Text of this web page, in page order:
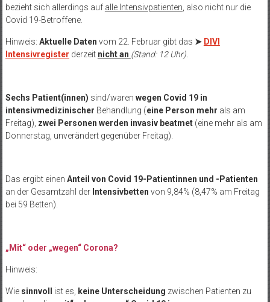
bezieht sich allerdings auf alle Intensivpatienten , also nicht nur die
Covid 19-Betroffene.
Hinweis: Aktuelle Daten vom 22. Februar gibt das ➤ DIVI
Intensivregister derzeit nicht an (Stand: 12 Uhr).
Sechs Patient(innen) sind/waren wegen Covid 19 in
intensivmedizinischer Behandlung (eine Person mehr als am
Freitag), zwei Personen werden invasiv beatmet (eine mehr als am
Donnerstag, unverändert gegenüber Freitag).
Das ergibt einen Anteil von Covid 19-Patientinnen und -Patienten
an der Gesamtzahl der Intensivbetten von 9,84% (8,47% am Freitag
bei 59 Betten).
„Mit“ oder „wegen“ Corona?
Hinweis:
Wie sinnvoll ist es, keine Unterscheidung zwischen Patienten zu